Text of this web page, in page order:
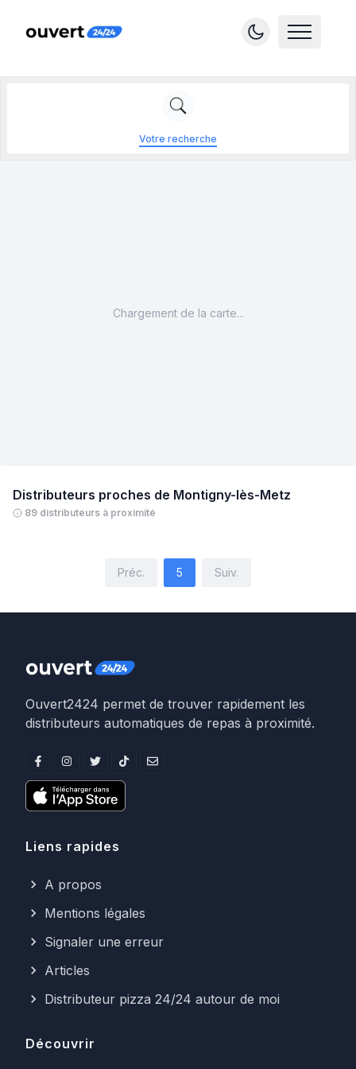
Votre recherche
Distributeurs proches de Montigny-lès-Metz
89 distributeurs à proximité
Préc. 5 Suiv.
Chargement de la carte...
Ouvert2424 permet de trouver rapidement les
distributeurs automatiques de repas à proximité.
Liens rapides
A propos
Mentions légales
Signaler une erreur
Articles
Distributeur pizza 24/24 autour de moi
Découvrir